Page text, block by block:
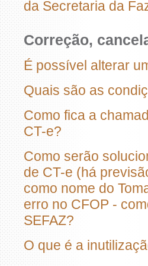
da Secretaria da
Correção,
É possível alterar
Quais são as
Como fica a
CT-e?
Como serão
de CT-e (há
como nome do
erro no CFOP -
SEFAZ?
O que é a